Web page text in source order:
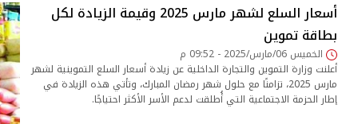
أسعار السلع لشهر مارس 2025 وقيمة الزيادة لكل
بطاقة تموين
الخميس 06/مارس/2025 - 09:52 م
أعلنت وزارة التموين والتجارة الداخلية عن زيادة أسعار السلع التموينية لشهر
مارس 2025، تزامنًا مع حلول شهر رمضان المبارك، وتأتي هذه الزيادة في
إطار الحزمة الاجتماعية التي أُطلقت لدعم الأسر الأكثر احتياجًا.